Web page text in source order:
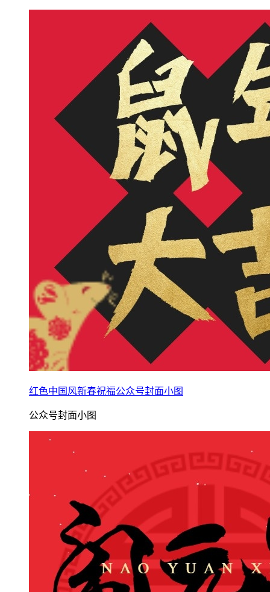
红色中国风新春祝福公众号封面小图
公众号封面小图